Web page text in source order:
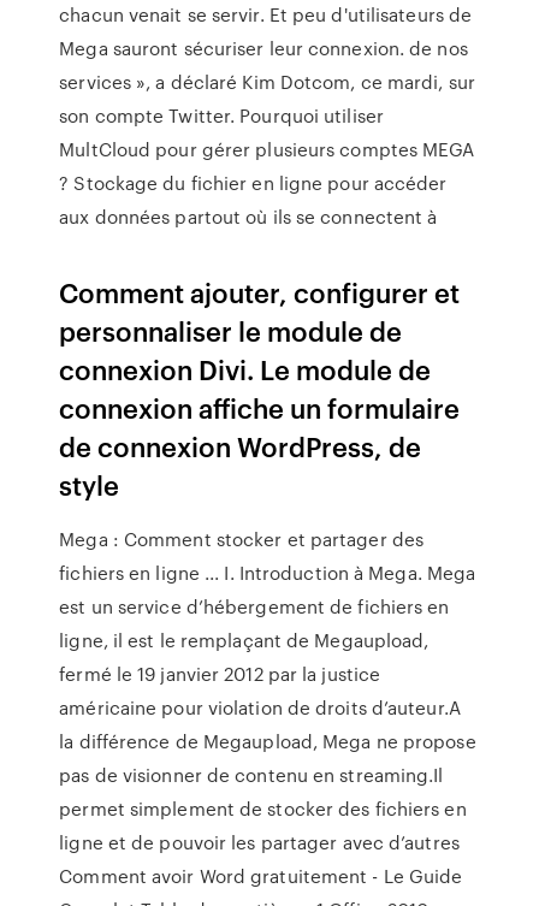
chacun venait se servir. Et peu d'utilisateurs de
Mega sauront sécuriser leur connexion. de nos
services », a déclaré Kim Dotcom, ce mardi, sur
son compte Twitter. Pourquoi utiliser
MultCloud pour gérer plusieurs comptes MEGA
? Stockage du fichier en ligne pour accéder
aux données partout où ils se connectent à
Comment ajouter, configurer et
personnaliser le module de
connexion Divi. Le module de
connexion affiche un formulaire
de connexion WordPress, de
style
Mega : Comment stocker et partager des
fichiers en ligne ... I. Introduction à Mega. Mega
est un service d’hébergement de fichiers en
ligne, il est le remplaçant de Megaupload,
fermé le 19 janvier 2012 par la justice
américaine pour violation de droits d’auteur.A
la différence de Megaupload, Mega ne propose
pas de visionner de contenu en streaming.Il
permet simplement de stocker des fichiers en
ligne et de pouvoir les partager avec d’autres
Comment avoir Word gratuitement - Le Guide